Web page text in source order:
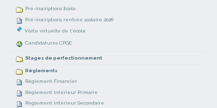
Pré-inscriptions Ecole
Pré-inscriptions rentrée scolaire 2026
Visite virtuelle de l'école
Candidatures CPGE
Stages de perfectionnement
Règlements
Règlement Financier
Règlement Intérieur Primaire
Règlement Intérieur Secondaire